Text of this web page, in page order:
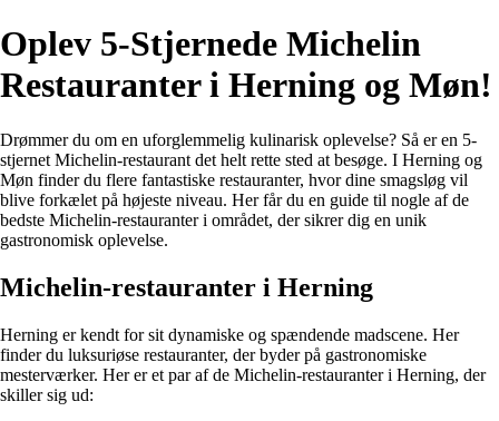
Oplev 5-Stjernede Michelin
Restauranter i Herning og Møn!
Drømmer du om en uforglemmelig kulinarisk oplevelse? Så er en 5-
stjernet Michelin-restaurant det helt rette sted at besøge. I Herning og
Møn finder du flere fantastiske restauranter, hvor dine smagsløg vil
blive forkælet på højeste niveau. Her får du en guide til nogle af de
bedste Michelin-restauranter i området, der sikrer dig en unik
gastronomisk oplevelse.
Michelin-restauranter i Herning
Herning er kendt for sit dynamiske og spændende madscene. Her
finder du luksuriøse restauranter, der byder på gastronomiske
mesterværker. Her er et par af de Michelin-restauranter i Herning, der
skiller sig ud: